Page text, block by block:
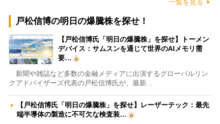
一覧を見る
戸松信博の明日の爆騰株を探せ！
【戸松信博氏「明日の爆騰株」を探せ】トーメン
デバイス：サムスンを通じて世界のAIメモリ需
要…
新聞や雑誌など多数の金融メディアに出演するグローバルリン
クアドバイザーズ代表の戸松信博氏が、最新…
【戸松信博氏「明日の爆騰株」を探せ】レーザーテック：最先
端半導体の製造に不可欠な検査装…